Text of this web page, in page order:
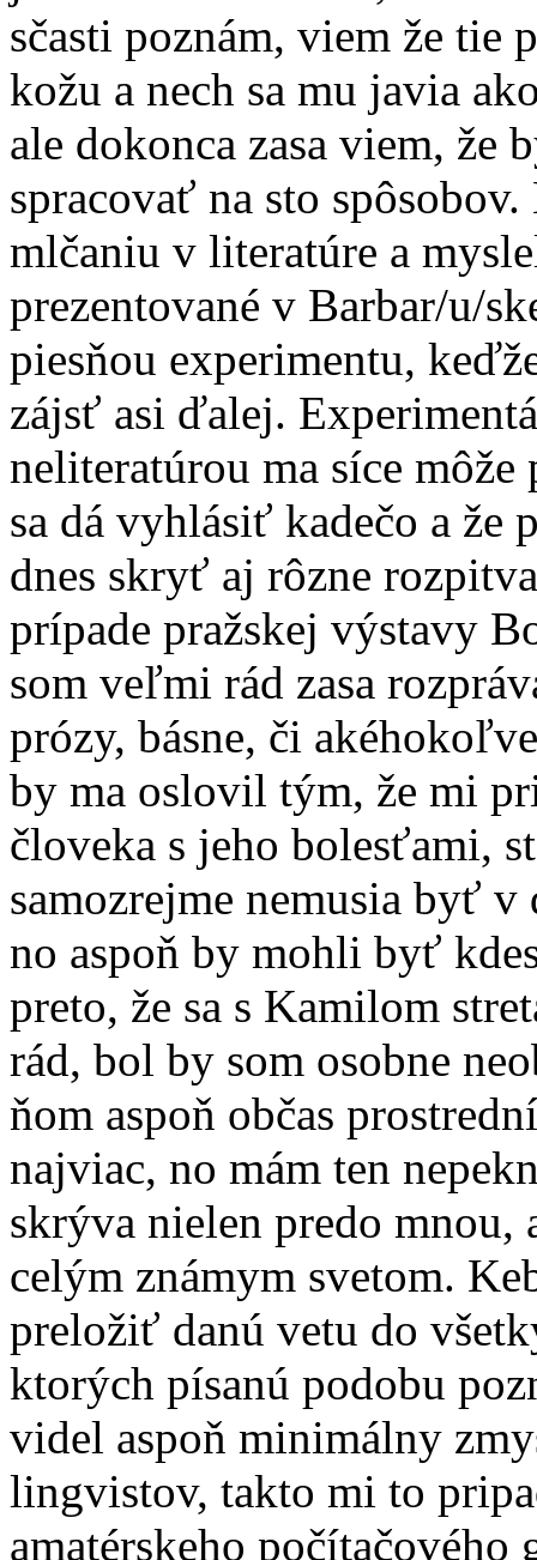
sčasti poznám, viem že tie
kožu a nech sa mu javia
ale dokonca zasa viem, že
spracovať na sto
mlčaniu v literatúre a
prezentované v Barbar/u/
piesňou experimentu,
zájsť asi ďalej.
neliteratúrou ma síce
sa dá vyhlásiť kadečo a že
dnes skryť aj rôzne
prípade pražskej výstavy
som veľmi rád zasa
prózy, básne, či
by ma oslovil tým, že mi
človeka s jeho bolesťami,
samozrejme nemusia byť
no aspoň by mohli byť
preto, že sa s Kamilom
rád, bol by som osobne
ňom aspoň občas
najviac, no mám ten
skrýva nielen predo
celým známym svetom.
preložiť danú vetu do
ktorých písanú podobu
videl aspoň minimálny
lingvistov, takto mi to
amatérskeho